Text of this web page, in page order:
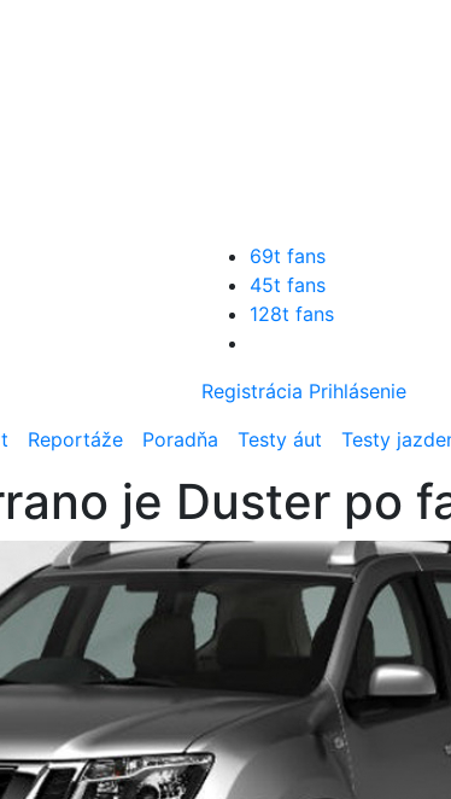
69t fans
45t fans
128t fans
Registrácia Prihlásenie
Reportáže Poradňa Testy áut Testy
je Duster po